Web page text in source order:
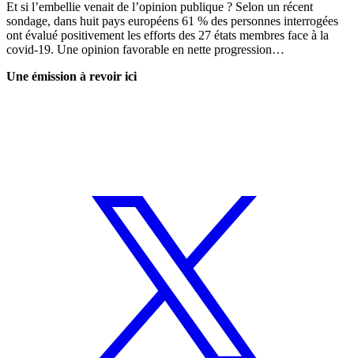
Et si l’embellie venait de l’opinion publique ? Selon un récent
sondage, dans huit pays européens 61 % des personnes interrogées
ont évalué positivement les efforts des 27 états membres face à la
covid-19. Une opinion favorable en nette progression…
Une émission à revoir ici